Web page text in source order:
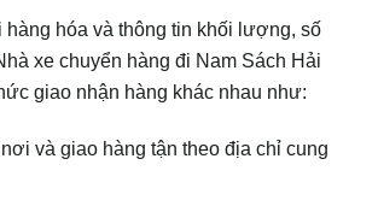
hàng hóa và thông tin khối lượng, số
xe chuyển hàng đi Nam Sách Hải
giao nhận hàng khác nhau như:
và giao hàng tận theo địa chỉ cung